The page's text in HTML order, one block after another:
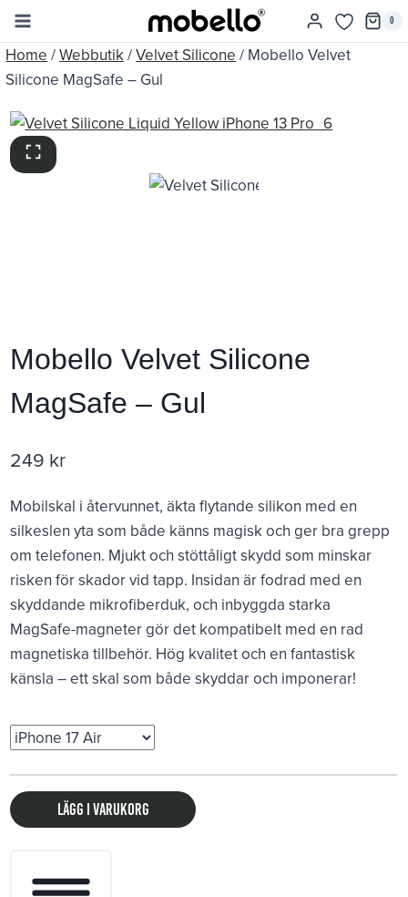
Skip
content
0
Home /Webbutik/Velvet Silicone / Mobello Velvet
Silicone MagSafe – Gul
Mobello Velvet Silicone
MagSafe – Gul
249 kr
Mobilskal i återvunnet, äkta flytande silikon med en
silkeslen yta som både känns magisk och ger bra grepp
om telefonen. Mjukt och stöttåligt skydd som minskar
risken för skador vid tapp. Insidan är fodrad med en
skyddande mikrofiberduk, och inbyggda starka
MagSafe-magneter gör det kompatibelt med en rad
magnetiska tillbehör. Hög kvalitet och en fantastisk
känsla – ett skal som både skyddar och imponerar!
Lägg i varukorg